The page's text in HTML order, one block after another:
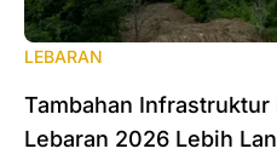
LEBARAN
Tambahan
Lebaran 2026 Lebih